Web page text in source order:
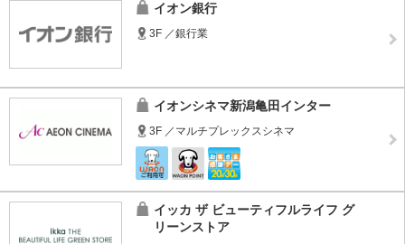
イオン銀行
3F ／銀行業
イオンシネマ新潟亀田インター
3F ／マルチプレックスシネマ
イッカ ザ ビューティフルライフ グ
リーンストア